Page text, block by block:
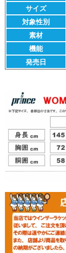
サイズ
対象性別
素材
機能
発売日